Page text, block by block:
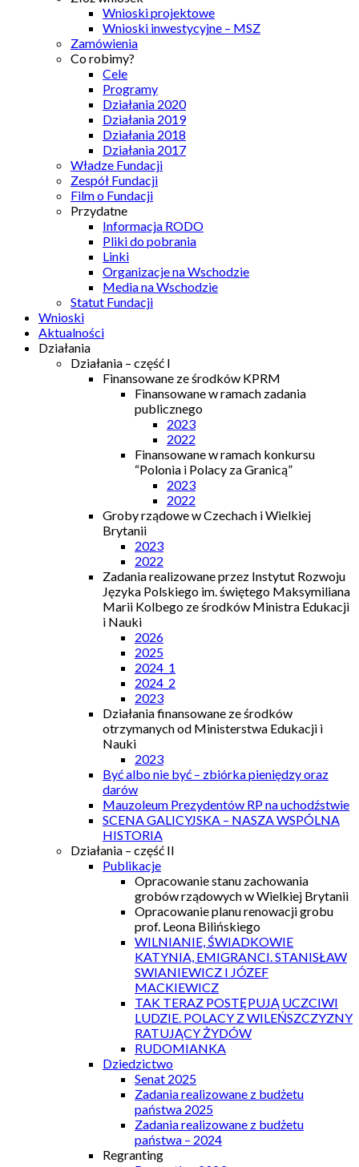
Wnioski projektowe
Wnioski inwestycyjne – MSZ
Zamówienia
Co robimy?
Cele
Programy
Działania 2020
Działania 2019
Działania 2018
Działania 2017
Władze Fundacji
Zespół Fundacji
Film o Fundacji
Przydatne
Informacja RODO
Pliki do pobrania
Linki
Organizacje na Wschodzie
Media na Wschodzie
Statut Fundacji
Wnioski
Aktualności
Działania
Działania – część I
Finansowane ze środków KPRM
Finansowane w ramach zadania
publicznego
2023
2022
Finansowane w ramach konkursu
“Polonia i Polacy za Granicą”
2023
2022
Groby rządowe w Czechach i Wielkiej
Brytanii
2023
2022
Zadania realizowane przez Instytut Rozwoju
Języka Polskiego im. świętego Maksymiliana
Marii Kolbego ze środków Ministra Edukacji
i Nauki
2026
2025
2024_1
2024_2
2023
Działania finansowane ze środków
otrzymanych od Ministerstwa Edukacji i
Nauki
2023
Być albo nie być – zbiórka pieniędzy oraz
darów
Mauzoleum Prezydentów RP na uchodźstwie
SCENA GALICYJSKA – NASZA WSPÓLNA
HISTORIA
Działania – część II
Publikacje
Opracowanie stanu zachowania
grobów rządowych w Wielkiej Brytanii
Opracowanie planu renowacji grobu
prof. Leona Bilińskiego
WILNIANIE, ŚWIADKOWIE
KATYNIA, EMIGRANCI. STANISŁAW
SWIANIEWICZ I JÓZEF
MACKIEWICZ
TAK TERAZ POSTĘPUJĄ UCZCIWI
LUDZIE. POLACY Z WILEŃSZCZYZNY
RATUJĄCY ŻYDÓW
RUDOMIANKA
Dziedzictwo
Senat 2025
Zadania realizowane z budżetu
państwa 2025
Zadania realizowane z budżetu
państwa – 2024
Regranting